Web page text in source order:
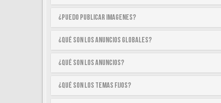
¿Puedo publicar imagenes?
¿Qué son los anuncios globales?
¿Qué son los anuncios?
¿Qué son los temas fijos?